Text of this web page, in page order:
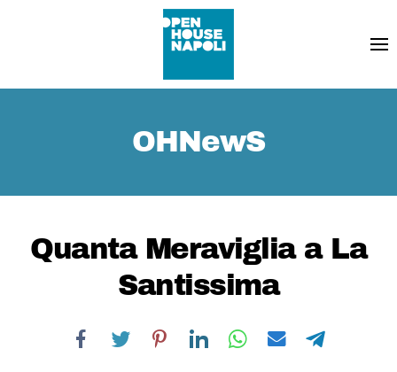
OHNewS
Quanta Meraviglia a La
Santissima